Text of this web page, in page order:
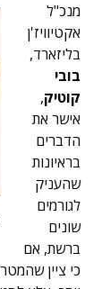
מנכ"ל
אקטיוויז'ן
בליזארד,
בובי
קוטיק,
אישר את
הדברים
בראיונות
שהעניק
לגורמים
שונים
ברשת, אם
כי ציין